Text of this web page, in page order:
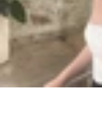
Cập nhật:
03/07/2026
Theo dõi XTMobile trên